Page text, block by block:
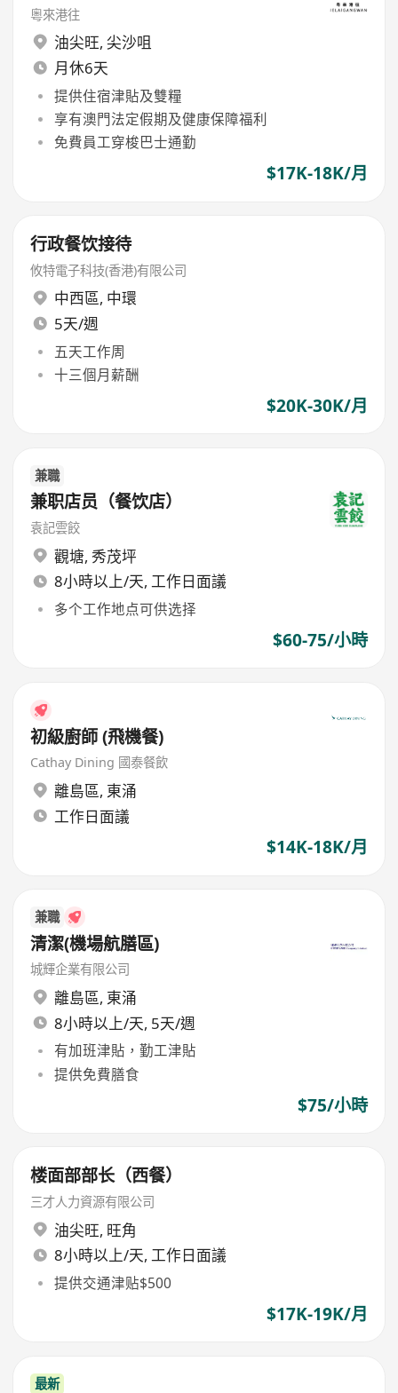
粵來港往
油尖旺, 尖沙咀
月休6天
提供住宿津貼及雙糧
享有澳門法定假期及健康保障福利
免費員工穿梭巴士通勤
$17K-18K/月
行政餐饮接待
攸特電子科技(香港)有限公司
中西區, 中環
5天/週
五天工作周
十三個月薪酬
$20K-30K/月
兼職
兼职店员（餐饮店）
袁記雲餃
觀塘, 秀茂坪
8小時以上/天, 工作日面議
多个工作地点可供选择
$60-75/小時
初級廚師 (飛機餐)
Cathay Dining 國泰餐飲
離島區, 東涌
工作日面議
$14K-18K/月
兼職
清潔(機場航膳區)
城輝企業有限公司
離島區, 東涌
8小時以上/天, 5天/週
有加班津貼，勤工津貼
提供免費膳食
$75/小時
楼面部部长（西餐）
三才人力資源有限公司
油尖旺, 旺角
8小時以上/天, 工作日面議
提供交通津贴$500
$17K-19K/月
最新